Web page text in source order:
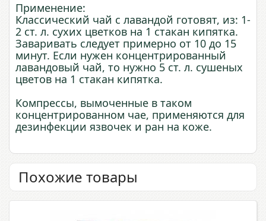
Применение:
Классический чай с лавандой готовят, из: 1-
2 ст. л. сухих цветков на 1 стакан кипятка.
Заваривать следует примерно от 10 до 15
минут. Если нужен концентрированный
лавандовый чай, то нужно 5 ст. л. сушеных
цветов на 1 стакан кипятка.
Компрессы, вымоченные в таком
концентрированном чае, применяются для
дезинфекции язвочек и ран на коже.
Похожие товары